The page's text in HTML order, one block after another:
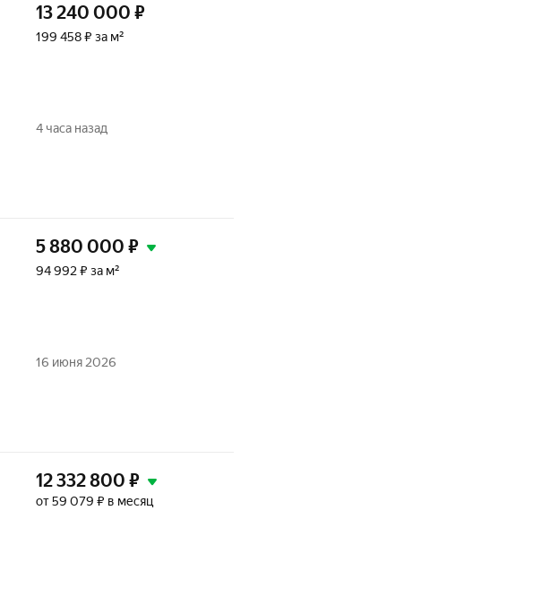
13 240 000 ₽
199 458 ₽ за м²
4 часа назад
5 880 000 ₽
94 992 ₽ за м²
16 июня 2026
12 332 800 ₽
от 59 079 ₽ в месяц